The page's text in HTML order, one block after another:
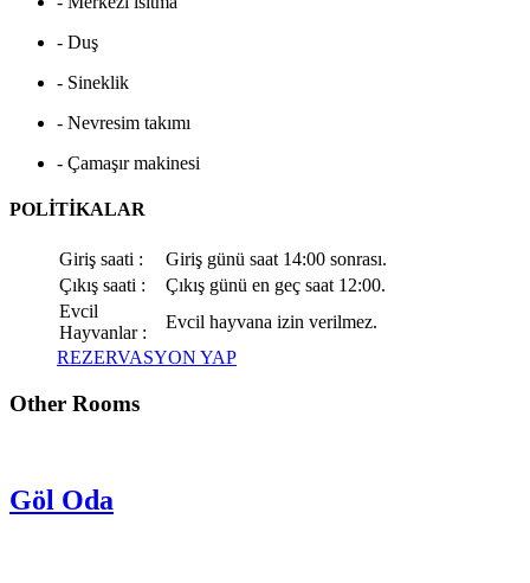
- Duş
- Sineklik
- Nevresim takımı
- Çamaşır makinesi
POLİTİKALAR
Giriş saati :
Giriş günü saat 14:00 sonrası.
Çıkış saati :
Çıkış günü en geç saat 12:00.
Evcil
Hayvanlar :
Evcil hayvana izin verilmez.
REZERVASYON YAP
Other Rooms
Göl Oda